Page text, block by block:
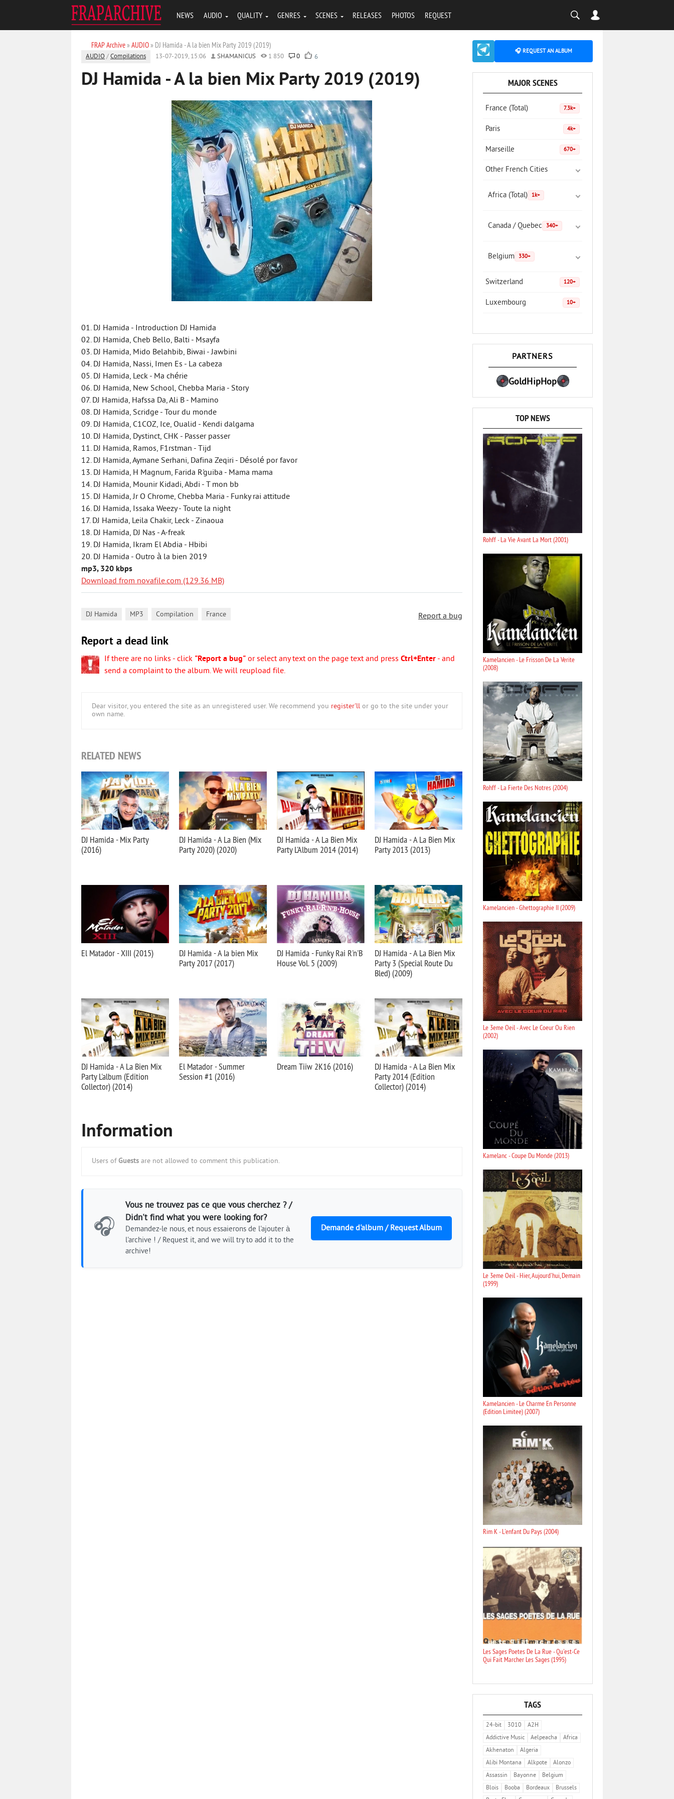
NEWS AUDIO QUALITY GENRES SCENES RELEASES PHOTOS REQUEST
FRAP Archive» AUDIO» DJ Hamida - A la bien Mix Party 2019 (2019)
AUDIO /Compilations 13-07-2019, 15:06 SHAMANICUS 1 850 0 6
DJ Hamida - A la bien Mix Party 2019 (2019)
01. DJ Hamida - Introduction DJ Hamida
02. DJ Hamida, Cheb Bello, Balti - Msayfa
03. DJ Hamida, Mido Belahbib, Biwai - Jawbini
04. DJ Hamida, Nassi, Imen Es - La cabeza
05. DJ Hamida, Leck - Ma chérie
06. DJ Hamida, New School, Chebba Maria - Story
07. DJ Hamida, Hafssa Da, Ali B - Mamino
08. DJ Hamida, Scridge - Tour du monde
09. DJ Hamida, C1COZ, Ice, Oualid - Kendi dalgama
10. DJ Hamida, Dystinct, CHK - Passer passer
11. DJ Hamida, Ramos, F1rstman - Tijd
12. DJ Hamida, Aymane Serhani, Dafina Zeqiri - Désolé por favor
13. DJ Hamida, H Magnum, Farida R'guiba - Mama mama
14. DJ Hamida, Mounir Kidadi, Abdi - T mon bb
15. DJ Hamida, Jr O Chrome, Chebba Maria - Funky rai attitude
16. DJ Hamida, Issaka Weezy - Toute la night
17. DJ Hamida, Leila Chakir, Leck - Zinaoua
18. DJ Hamida, DJ Nas - A-freak
19. DJ Hamida, Ikram El Abdia - Hbibi
20. DJ Hamida - Outro à la bien 2019
mp3, 320 kbps
Download from novafile.com (129.36 MB)
Report a bug
DJ Hamida MP3 Compilation France
Report a dead link
If there are no links - click "Report a bug" or select any text on the page text and press Ctrl+Enter - and
send a complaint to the album. We will reupload file.
Dear visitor, you entered the site as an unregistered user. We recommend you register'll or go to the site under your
own name.
RELATED NEWS
DJ Hamida - Mix Party
(2016)
DJ Hamida - A La Bien (Mix
Party 2020) (2020)
DJ Hamida - A La Bien Mix
Party L'Album 2014 (2014)
DJ Hamida - A La Bien Mix
Party 2013 (2013)
El Matador - XIII (2015)
DJ Hamida - A la bien Mix
Party 2017 (2017)
DJ Hamida - Funky Rai R'n'B
House Vol. 5 (2009)
DJ Hamida - A La Bien Mix
Party 3 (Special Route Du
Bled) (2009)
DJ Hamida - A La Bien Mix
Party L'album (Edition
Collector) (2014)
El Matador - Summer
Session #1 (2016)
Dream Tiiw 2K16 (2016)
DJ Hamida - A La Bien Mix
Party 2014 (Edition
Collector) (2014)
Information
Users of Guests are not allowed to comment this publication.
🎧
Vous ne trouvez pas ce que vous cherchez ? /
Didn't find what you were looking for?
Demandez-le nous, et nous essaierons de l'ajouter à
l'archive ! / Request it, and we will try to add it to the
archive!
Demande d'album / Request Album
🎧 REQUEST AN ALBUM
MAJOR SCENES
France (Total) 7.3k+
Paris 4k+
Marseille 670+
Other French Cities
Africa (Total) 1k+
Canada / Quebec 340+
Belgium 330+
Switzerland 120+
Luxembourg 10+
PARTNERS
GoldHipHop
TOP NEWS
Rohff - La Vie Avant La Mort (2001)
Kamelancien - Le Frisson De La Verite
(2008)
Rohff - La Fierte Des Notres (2004)
Kamelancien - Ghettographie II (2009)
Le 3eme Oeil - Avec Le Coeur Ou Rien
(2002)
Kamelanc - Coupe Du Monde (2013)
Le 3eme Oeil - Hier, Aujourd'hui, Demain
(1999)
Kamelancien - Le Charme En Personne
(Edition Limitee) (2007)
Rim K - L'enfant Du Pays (2004)
Les Sages Poetes De La Rue - Qu'est-Ce
Qui Fait Marcher Les Sages (1995)
TAGS
24-bit 3010
A2H
Addictive Music
Aelpeacha
Africa
Akhenaton
Algeria
Alibi Montana
Alkpote
Alonzo
Assassin
Bayonne
Belgium
Blois
Booba Bordeaux
Brussels